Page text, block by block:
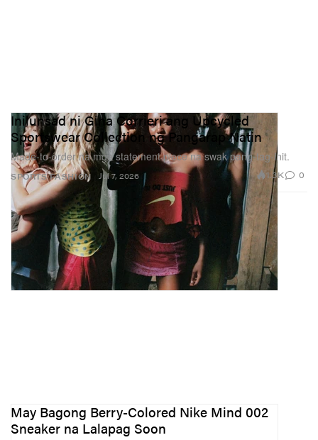
SPORTS FASHION
Inilunsad ni Gina Corrieri ang Upcycled
Sportswear Collection ng Pangarap Natin
Made-to-order na mga statement piece na swak pang-tag-init.
Jul 7, 2026 1.3K 0
May Bagong Berry-Colored Nike Mind 002
Sneaker na Lalapag Soon